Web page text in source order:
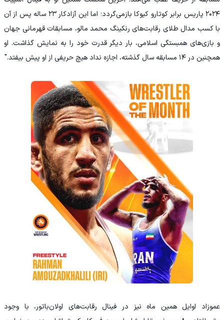
۲۰۲۴ پاریس برابر کوتارو کیوکا بازمی‌گردد؛ اما این آزادکار ۲۳ ساله پس از آن
با کسب مدال طلای رقابت‌های رنکینگ محمد مالو، مسابقات قهرمانی جهان
و بازی‌های همبستگی اسلامی، بار دیگر قدرت خود را به نمایش گذاشت. او
همچنین در ۱۴ مسابقه سال گذشته، اجازه نداد هیچ حریفی از او پیش بیفتد."
عموزاد اوایل همین ماه نیز در فینال رقابت‌های اولان‌باتور، با وجود